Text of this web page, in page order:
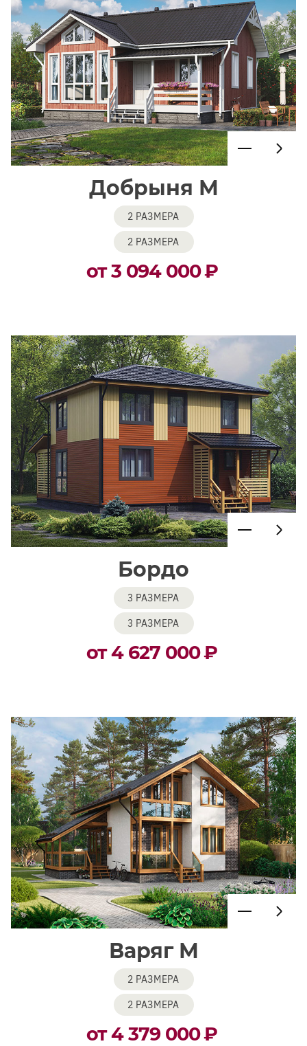
Добрыня М
2 РАЗМЕРА
2 РАЗМЕРА
от 3 094 000₽
Бордо
3 РАЗМЕРА
3 РАЗМЕРА
от 4 627 000₽
Варяг М
2 РАЗМЕРА
2 РАЗМЕРА
от 4 379 000₽